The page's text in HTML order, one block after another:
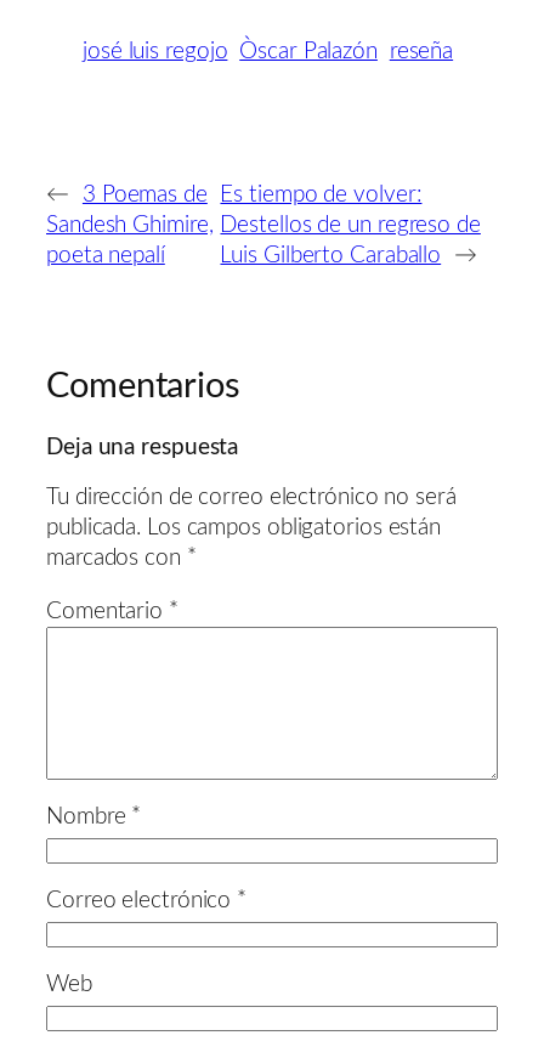
josé luis regojo Òscar Palazón reseña
←
3 Poemas de
Sandesh Ghimire,
poeta nepalí
Es tiempo de volver:
Destellos de un regreso de
Luis Gilberto Caraballo
→
Comentarios
Deja una respuesta
Tu dirección de correo electrónico no será
publicada. Los campos obligatorios están
marcados con *
Comentario *
Nombre *
Correo electrónico *
Web